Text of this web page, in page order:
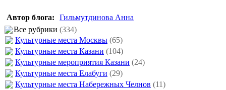
Автор блога:
Гильмутдинова Анна
Все рубрики (334)
Культурные места Москвы (65)
Культурные места Казани (104)
Культурные мероприятия Казани (24)
Культурные места Елабуги (29)
Культурные места Набережных Челнов (11)